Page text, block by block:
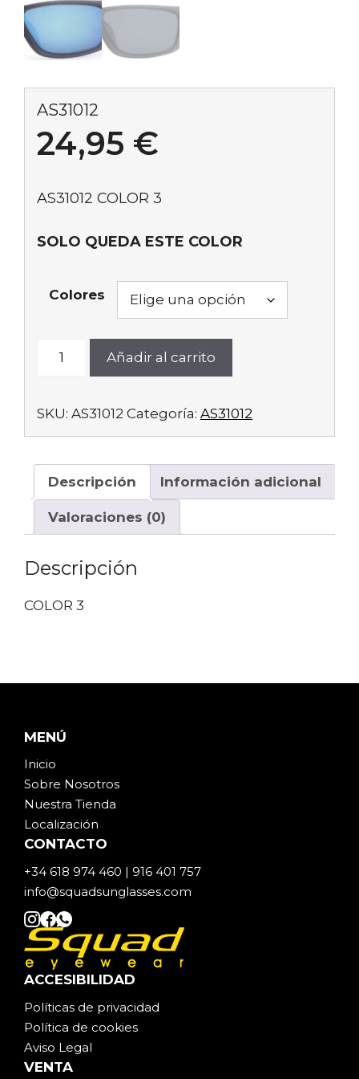
AS31012
24,95 €
AS31012 COLOR 3
SOLO QUEDA ESTE COLOR
Colores
Añadir al carrito
SKU: AS31012 Categoría: AS31012
Descripción Información adicional
Valoraciones (0)
Descripción
COLOR 3
MENÚ
Inicio
Sobre Nosotros
Nuestra Tienda
Localización
CONTACTO
+34 618 974 460 | 916 401 757
info@squadsunglasses.com
ACCESIBILIDAD
Políticas de privacidad
Política de cookies
Aviso Legal
VENTA